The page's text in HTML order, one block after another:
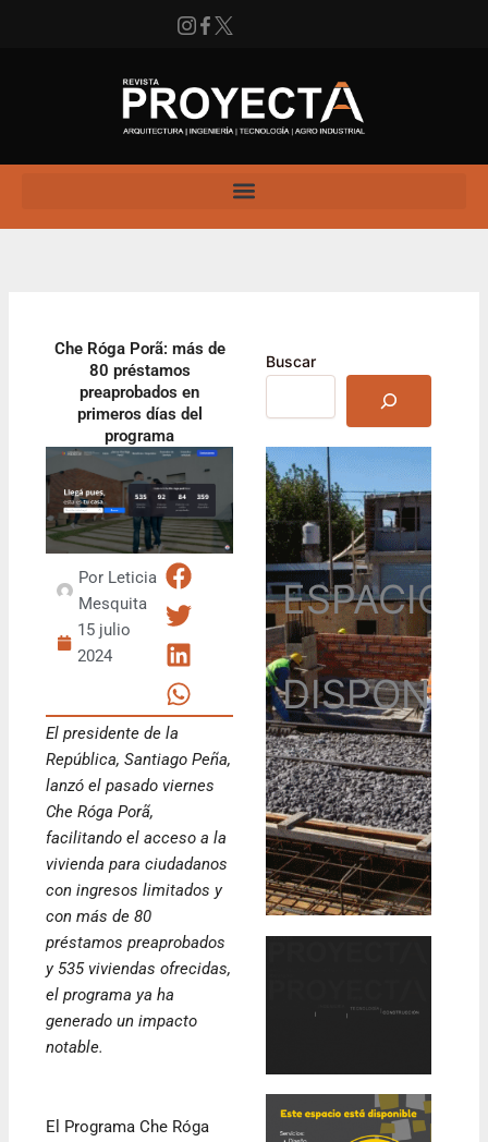
Che Róga Porã: más de
80 préstamos
preaprobados en
primeros días del
programa
Por Leticia
Mesquita
15 julio
2024
El presidente de la
República, Santiago Peña,
lanzó el pasado viernes
Che Róga Porã,
facilitando el acceso a la
vivienda para ciudadanos
con ingresos limitados y
con más de 80
préstamos preaprobados
y 535 viviendas ofrecidas,
el programa ya ha
generado un impacto
notable.
El Programa Che Róga
Buscar
ESPACIO
InstagramFacebook